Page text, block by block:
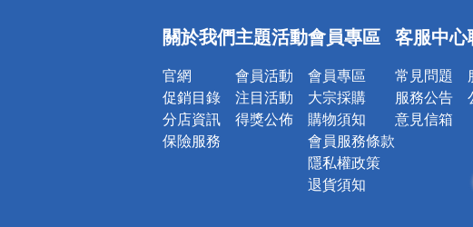
詐騙網頁！請小心！
關於我們
官網
促銷目錄
分店資訊
保險服務
主題活動
會員活動
注目活動
得獎公佈
會員專區
會員專區
大宗採購
購物須知
會員服務條款
隱私權政策
退貨須知
客服中心
常見問題
服務公告
意見信箱